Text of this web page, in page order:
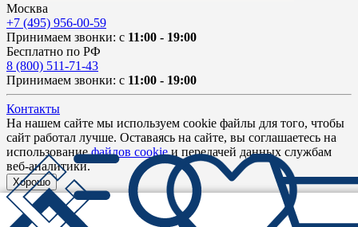
Москва
+7 (495) 956-00-59
Принимаем звонки: с 11:00 - 19:00
Бесплатно по РФ
8 (800) 511-71-43
Принимаем звонки: с 11:00 - 19:00
Контакты
На нашем сайте мы используем cookie файлы для того, чтобы
сайт работал лучше. Оставаясь на сайте, вы соглашаетесь на
использованиефайлов cookieи передачей данных службам
веб-аналитики.
Хорошо